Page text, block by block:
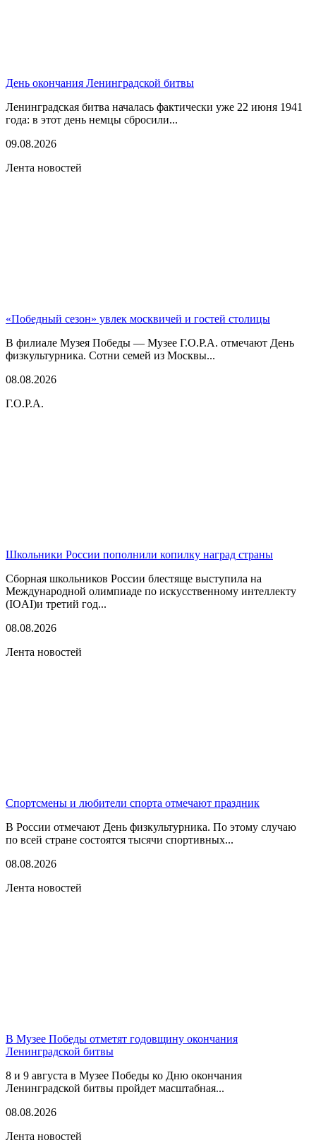
День окончания Ленинградской битвы
Ленинградская битва началась фактически уже 22 июня 1941
года: в этот день немцы сбросили...
09.08.2026
Лента новостей
«Победный сезон» увлек москвичей и гостей столицы
В филиале Музея Победы — Музее Г.О.Р.А. отмечают День
физкультурника. Сотни семей из Москвы...
08.08.2026
Г.О.Р.А.
Школьники России пополнили копилку наград страны
Сборная школьников России блестяще выступила на
Международной олимпиаде по искусственному интеллекту
(IOAI)и третий год...
08.08.2026
Лента новостей
Спортсмены и любители спорта отмечают праздник
В России отмечают День физкультурника. По этому случаю
по всей стране состоятся тысячи спортивных...
08.08.2026
Лента новостей
В Музее Победы отметят годовщину окончания
Ленинградской битвы
8 и 9 августа в Музее Победы ко Дню окончания
Ленинградской битвы пройдет масштабная...
08.08.2026
Лента новостей